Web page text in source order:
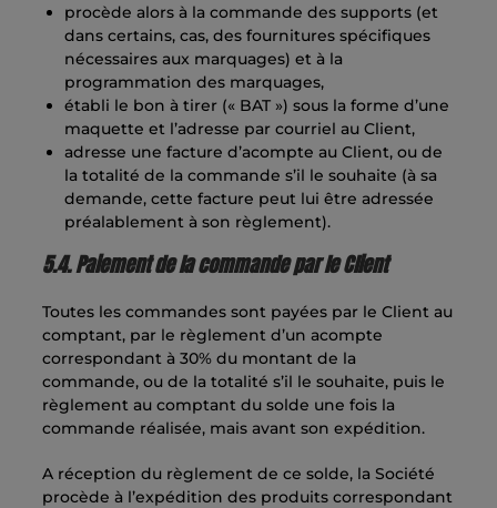
procède alors à la commande des supports (et
dans certains, cas, des fournitures spécifiques
nécessaires aux marquages) et à la
programmation des marquages,
établi le bon à tirer (« BAT ») sous la forme d’une
maquette et l’adresse par courriel au Client,
adresse une facture d’acompte au Client, ou de
la totalité de la commande s’il le souhaite (à sa
demande, cette facture peut lui être adressée
préalablement à son règlement).
5.4. Paiement de la commande par le Client
Toutes les commandes sont payées par le Client au
comptant, par le règlement d’un acompte
correspondant à 30% du montant de la
commande, ou de la totalité s’il le souhaite, puis le
règlement au comptant du solde une fois la
commande réalisée, mais avant son expédition.
A réception du règlement de ce solde, la Société
procède à l’expédition des produits correspondant